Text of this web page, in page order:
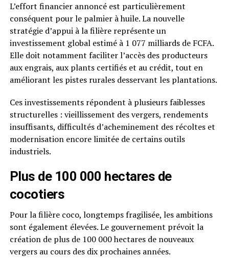
L’effort financier annoncé est particulièrement
conséquent pour le palmier à huile. La nouvelle
stratégie d’appui à la filière représente un
investissement global estimé à 1 077 milliards de FCFA.
Elle doit notamment faciliter l’accès des producteurs
aux engrais, aux plants certifiés et au crédit, tout en
améliorant les pistes rurales desservant les plantations.
Ces investissements répondent à plusieurs faiblesses
structurelles : vieillissement des vergers, rendements
insuffisants, difficultés d’acheminement des récoltes et
modernisation encore limitée de certains outils
industriels.
Plus de 100 000 hectares de
cocotiers
Pour la filière coco, longtemps fragilisée, les ambitions
sont également élevées. Le gouvernement prévoit la
création de plus de 100 000 hectares de nouveaux
vergers au cours des dix prochaines années.